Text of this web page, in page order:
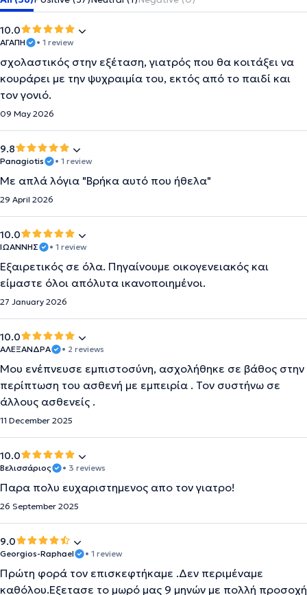
10.0
ΑΓΑΠΗ • 1 review
σχολαστικός στην εξέταση, γιατρός που θα κοιτάξει να
κουράρει με την ψυχραιμία του, εκτός από το παιδί και
τον γονιό.
09 May 2026
9.8
Panagiotis • 1 review
Με απλά λόγια "Βρήκα αυτό που ήθελα"
29 April 2026
10.0
ΙΩΑΝΝΗΣ • 1 review
Εξαιρετικός σε όλα. Πηγαίνουμε οικογενειακός και
είμαστε όλοι απόλυτα ικανοποιημένοι.
27 January 2026
10.0
ΑΛΕΞΑΝΔΡΑ • 2 reviews
Μου ενέπνευσε εμπιστοσύνη, ασχολήθηκε σε βάθος στην
περίπτωση του ασθενή με εμπειρία . Τον συστήνω σε
άλλους ασθενείς .
11 December 2025
10.0
Βελισσάριος • 3 reviews
Παρα πολυ ευχαριστημενος απο τον γιατρο!
26 September 2025
9.0
Georgios-Raphael • 1 review
Πρώτη φορά τον επισκεφτήκαμε .Δεν περιμέναμε
καθόλου.Εξετασε το μωρό μας 9 μηνών με πολλή προσοχή